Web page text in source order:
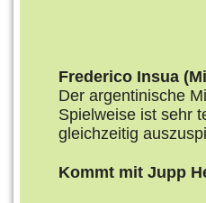
Frederico Insua
Der argentinische
Spielweise ist sehr
gleichzeitig
Kommt mit Jupp